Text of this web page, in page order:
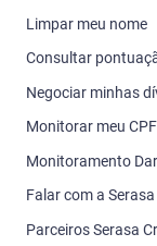
Limpar meu nome
Consultar
Negociar minhas
Monitorar meu CPF
Monitoramento
Falar com a Serasa
Parceiros Serasa